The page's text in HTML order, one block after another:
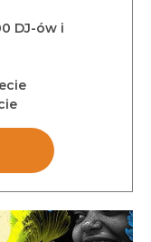
DJ-ów i